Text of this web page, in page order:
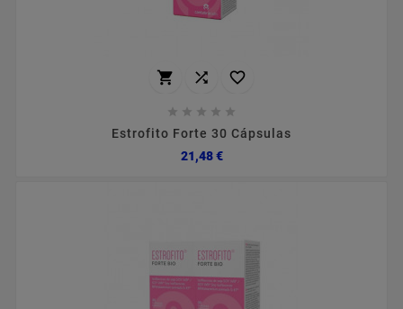
  
    
Estrofito Forte 30 Cápsulas
21,48 €Preço